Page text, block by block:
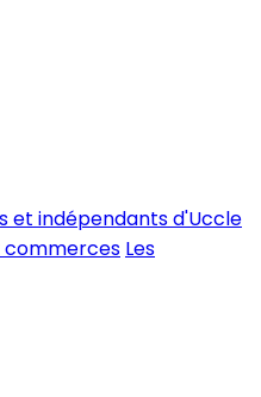
et indépendants d'Uccle
commerces Les